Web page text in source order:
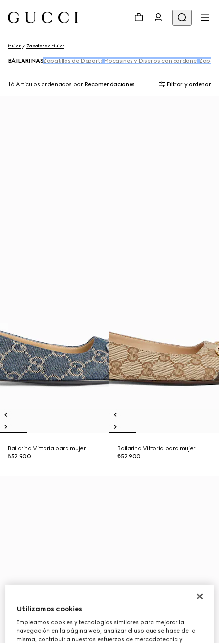
Mujer Zapatos de Mujer
BAILARINAS Zapatillas de DeporteMocasines y Diseños con cordones
16 Artículos ordenados por Recomendaciones Filtrar y ordenar
Bailarina Vittoria para mujer
₺52.900
Bailarina Vittoria para mujer
₺52.900
Utilizamos cookies
Empleamos cookies y tecnologías similares para mejorar la
navegación en la página web, analizar el uso que se hace de la
misma, contribuir a nuestros esfuerzos de mercadotecnia y